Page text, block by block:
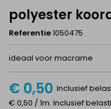
polyester
Referentie1050475
ideaal voor macrame
€ 0,50 Inclusief
€ 0,50 / 1m. Inclusief